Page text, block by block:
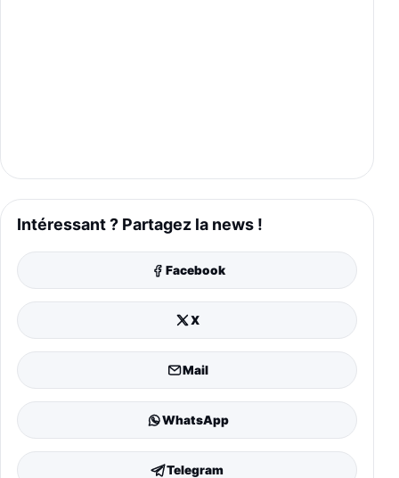
Intéressant ? Partagez la news !
Facebook
X
Mail
WhatsApp
Telegram